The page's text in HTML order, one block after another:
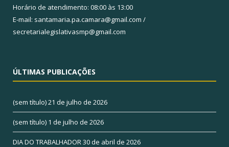
Horário de atendimento: 08:00 às 13:00
E-mail: santamaria.pa.camara@gmail.com /
secretarialegislativasmp@gmail.com
ÚLTIMAS PUBLICAÇÕES
(sem título)21 de julho de 2026
(sem título) 1 de julho de 2026
DIA DO TRABALHADOR30 de abril de 2026